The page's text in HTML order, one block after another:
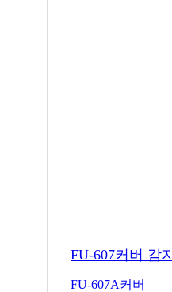
FU-607A커버